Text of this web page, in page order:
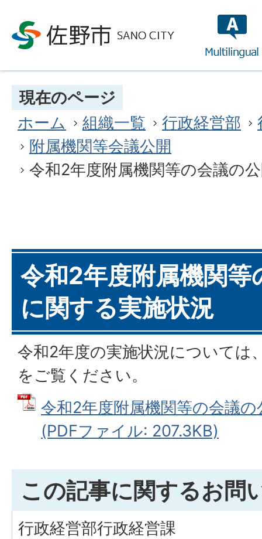
現在のページ
ホーム
組織一覧 行政経営部
附属機関等会議公開
令和2年度附属機関等の会議の
令和2年度附属機関等
に関する実施状況
令和2年度の実施状況については
をご覧ください。
令和2年度附属機関等の会議
(PDFファイル: 207.3KB)
この記事に関するお問
行政経営部行政経営課